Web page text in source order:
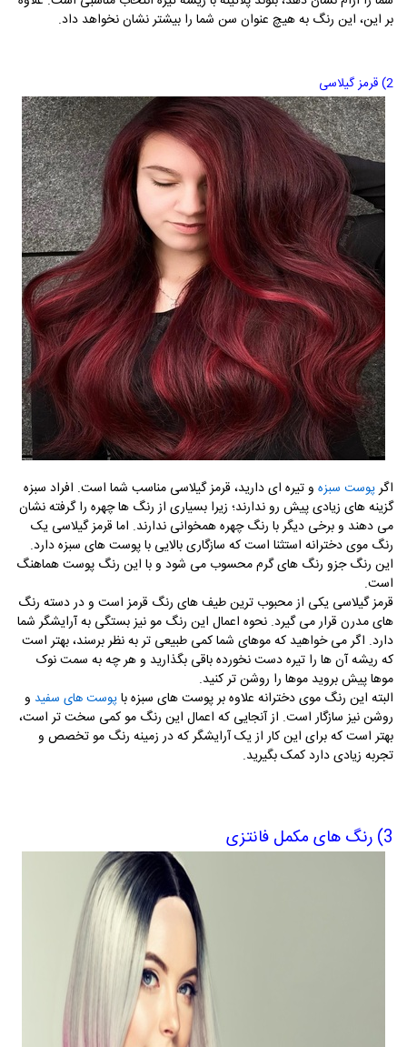
بر این، این رنگ به هیچ عنوان سن شما را بیشتر نشان نخواهد داد.
2) قرمز گیلاسی
اگرپوست سبزه و تیره ای دارید، قرمز گیلاسی مناسب شما است. افراد سبزه
گزینه های زیادی پیش رو ندارند؛ زیرا بسیاری از رنگ ها چهره را گرفته نشان
می دهند و برخی دیگر با رنگ چهره همخوانی ندارند. اما قرمز گیلاسی یک
رنگ موی دخترانه استثنا است که سازگاری بالایی با پوست های سبزه دارد.
این رنگ جزو رنگ های گرم محسوب می شود و با این رنگ پوست هماهنگ
است.
قرمز گیلاسی یکی از محبوب ترین طیف های رنگ قرمز است و در دسته رنگ
های مدرن قرار می گیرد. نحوه اعمال این رنگ مو نیز بستگی به آرایشگر شما
دارد. اگر می خواهید که موهای شما کمی طبیعی تر به نظر برسند، بهتر است
که ریشه آن ها را تیره دست نخورده باقی بگذارید و هر چه به سمت نوک
موها پیش بروید موها را روشن تر کنید.
البته این رنگ موی دخترانه علاوه بر پوست های سبزه باپوست های سفید و
روشن نیز سازگار است. از آنجایی که اعمال این رنگ مو کمی سخت تر است،
بهتر است که برای این کار از یک آرایشگر که در زمینه رنگ مو تخصص و
تجربه زیادی دارد کمک بگیرید.
3) رنگ های مکمل فانتزی